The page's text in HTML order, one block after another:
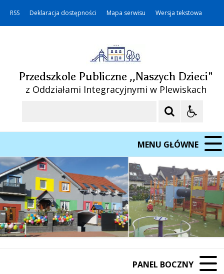
RSS Deklaracja dostępności Mapa serwisu Wersja tekstowa
Przedszkole Publiczne ,,Naszych Dzieci"
z Oddziałami Integracyjnymi w Plewiskach
MENU GŁÓWNE
PANEL BOCZNY